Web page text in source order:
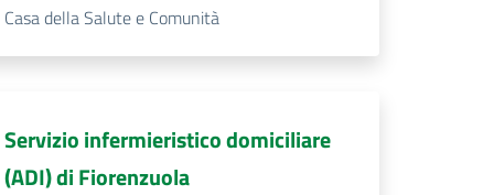
Casa della Salute e Comunità
Servizio infermieristico domiciliare
(ADI) di Fiorenzuola